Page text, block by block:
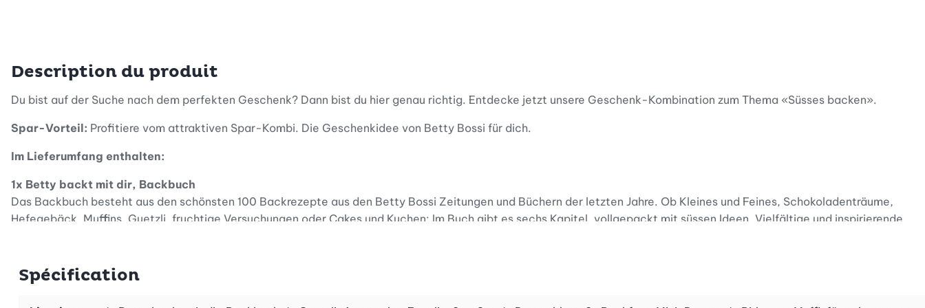
Description du produit
Du bist auf der Suche nach dem perfekten Geschenk? Dann bist du hier genau richtig. Entdecke jetzt unsere Geschenk-Kombination zum Thema «Süsses backen».
Spar-Vorteil: Profitiere vom attraktiven Spar-Kombi. Die Geschenkidee von Betty Bossi für dich.
Im Lieferumfang enthalten:
1x Betty backt mit dir, Backbuch
Das Backbuch besteht aus den schönsten 100 Backrezepte aus den Betty Bossi Zeitungen und Büchern der letzten Jahre. Ob Kleines und Feines, Schokoladenträume,
Hefegebäck, Muffins, Guetzli, fruchtige Versuchungen oder Cakes und Kuchen: Im Buch gibt es sechs Kapitel, vollgepackt mit süssen Ideen. Vielfältige und inspirierende
1x Guetzli-Ausstecher Engeli - 2er-Set
Die herzigen Engeli aus dem Guetzli-Ausstecher Engeli behalten auch nach dem Backen ihre freundliche Miene, die Gross und Klein ein Lächeln ins Gesicht zaubert. Und so
Spécification